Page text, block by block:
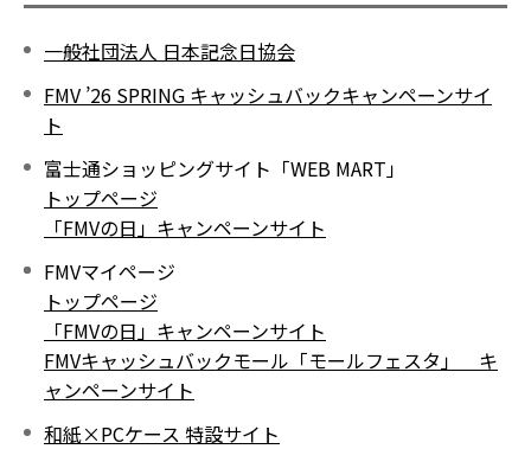
一般社団法人 日本記念日協会
FMV ’26 SPRING キャッシュバックキャンペーンサイ
ト
富士通ショッピングサイト「WEB MART」
トップページ
「FMVの日」キャンペーンサイト
FMVマイページ
トップページ
「FMVの日」キャンペーンサイト
FMVキャッシュバックモール「モールフェスタ」 キ
ャンペーンサイト
和紙×PCケース 特設サイト